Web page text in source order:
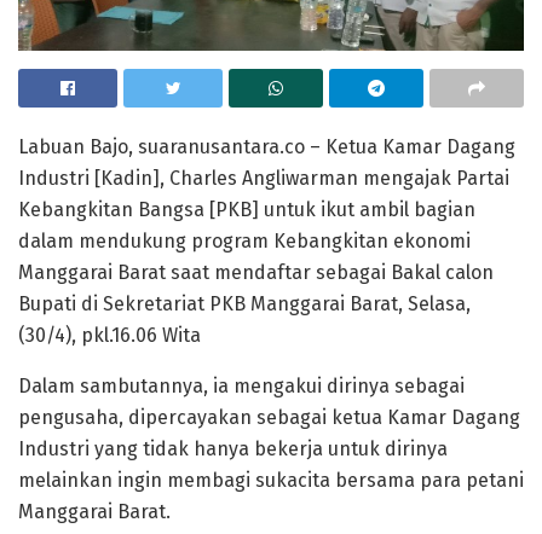
Labuan Bajo, suaranusantara.co – Ketua Kamar Dagang
Industri [Kadin], Charles Angliwarman mengajak Partai
Kebangkitan Bangsa [PKB] untuk ikut ambil bagian
dalam mendukung program Kebangkitan ekonomi
Manggarai Barat saat mendaftar sebagai Bakal calon
Bupati di Sekretariat PKB Manggarai Barat, Selasa,
(30/4), pkl.16.06 Wita
Dalam sambutannya, ia mengakui dirinya sebagai
pengusaha, dipercayakan sebagai ketua Kamar Dagang
Industri yang tidak hanya bekerja untuk dirinya
melainkan ingin membagi sukacita bersama para petani
Manggarai Barat.